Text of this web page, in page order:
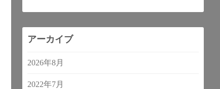
アーカイブ
2026年8月
2022年7月